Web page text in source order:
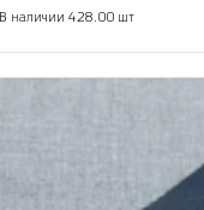
В наличии 428.00 шт